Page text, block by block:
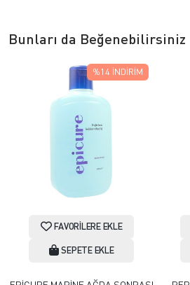
Bunları da Beğenebilirsiniz
FAVORILERE EKLE
SEPETE EKLE
%14 İNDIRIM